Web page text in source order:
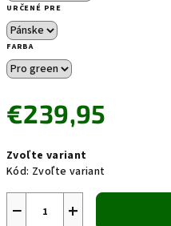
URČENÉ PRE
FARBA
€239,95
cena:
Zvoľte variant
Kód: Zvoľte variant
+
−